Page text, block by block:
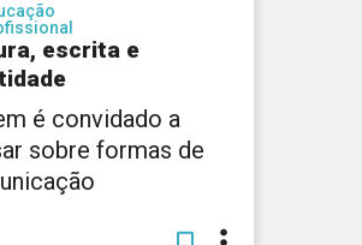
escrita e
é convidado a
sobre formas de